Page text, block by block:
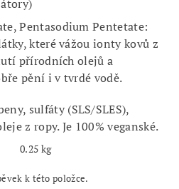
Pentasodium Pentetate:
které vážou ionty kovů z
přírodních olejů a
pění i v tvrdé vodě.
sulfáty (SLS/SLES),
z ropy. Je 100% veganské.
0.25 kg
k této položce.